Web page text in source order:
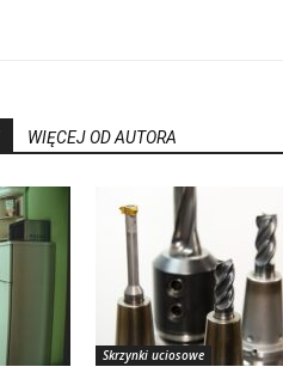
WIĘCEJ OD AUTORA
Skrzynki uciosowe